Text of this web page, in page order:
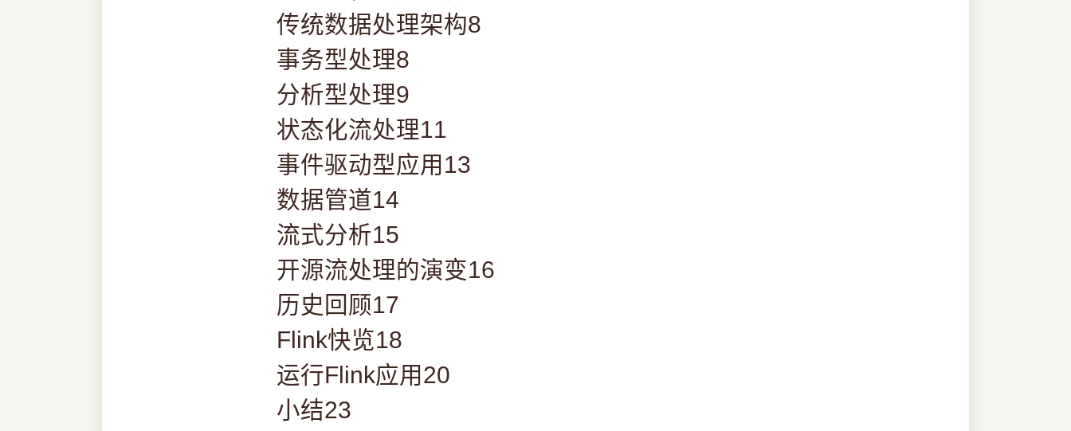
传统数据处理架构8
事务型处理8
分析型处理9
状态化流处理11
事件驱动型应用13
数据管道14
流式分析15
开源流处理的演变16
历史回顾17
Flink快览18
运行Flink应用20
小结23